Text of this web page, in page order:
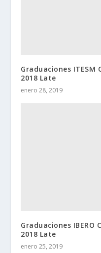
Graduaciones ITESM
2018 Late
enero 28, 2019
Graduaciones IBERO
2018 Late
enero 25, 2019